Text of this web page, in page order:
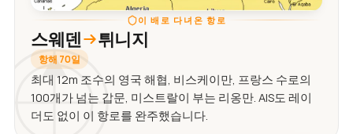
이 배로 다녀온 항로
스웨덴 튀니지
항해 70일
최대 12m 조수의 영국 해협, 비스케이만, 프랑스 수로의
100개가 넘는 갑문, 미스트랄이 부는 리옹만. AIS도 레이
더도 없이 이 항로를 완주했습니다.